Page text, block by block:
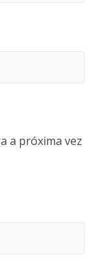
a próxima vez